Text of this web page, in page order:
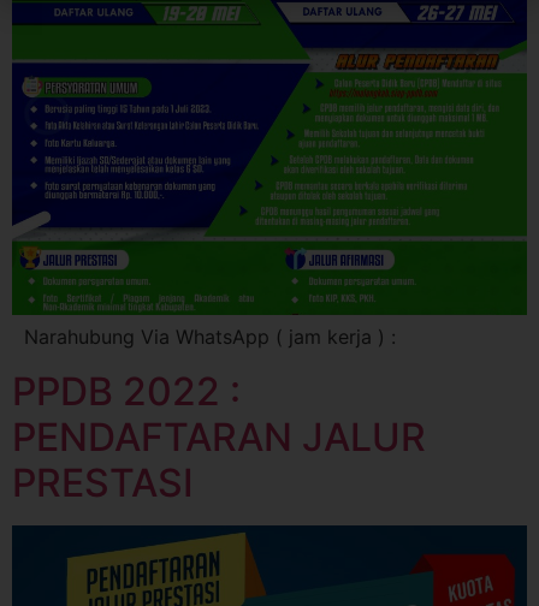
Narahubung Via WhatsApp ( jam kerja ) :
PPDB 2022 :
PENDAFTARAN JALUR
PRESTASI